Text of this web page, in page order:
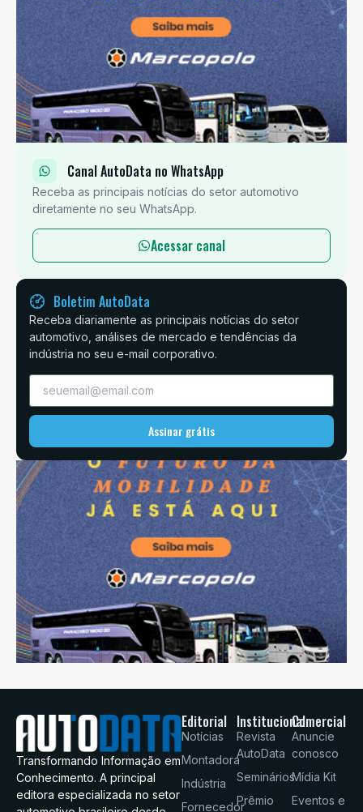
Canal AutoData no WhatsApp
Receba as principais notícias do setor automotivo
diretamente no seu WhatsApp.
Acessar canal
Boletim AutoData
Receba diariamente as principais notícias do setor
automotivo, análises de mercado e tendências da
indústria no seu e-mail corporativo.
Assinar grátis
Transformando Informação em
Conhecimento. A principal
editora especializada no setor
Editorial
Notícias
Montadora
Indústria
Fornecedor
Institucional
Revista
AutoData
Seminários
Prêmio
Comercial
Anuncie
conosco
Mídia Kit
Eventos e